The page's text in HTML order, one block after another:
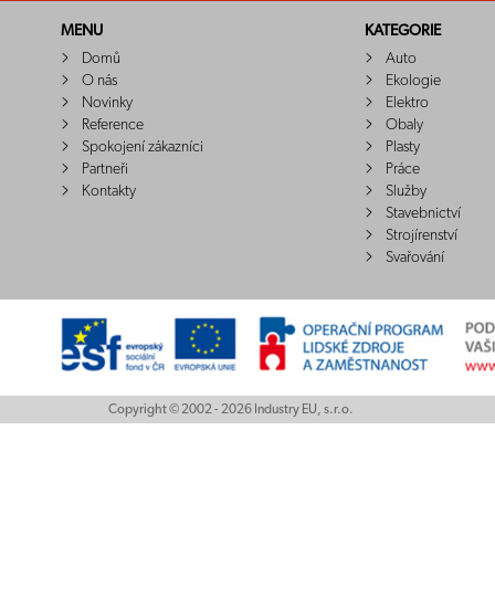
MENU
Domů
O nás
Novinky
Reference
Spokojení zákazníci
Partneři
Kontakty
KATEGORIE
Auto
Ekologie
Elektro
Obaly
Plasty
Práce
Služby
Stavebnictví
Strojírenství
Svařování
Copyright © 2002 - 2026 Industry EU, s.r.o.